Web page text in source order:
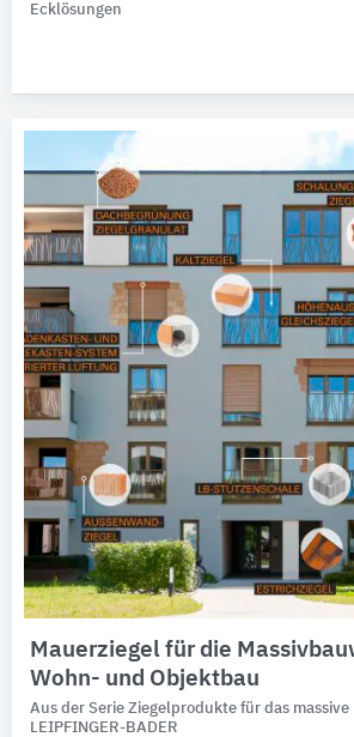
Ecklösungen
Mauerziegel für die
Wohn- und Objektbau
Aus der Serie Ziegelprodukte für das massive
LEIPFINGER-BADER